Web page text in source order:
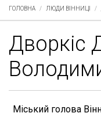
ГОЛОВНА ЛЮДИ ВІННИЦІ
Дворкіс
Міський голова